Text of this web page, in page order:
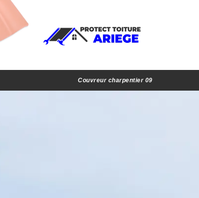
Couvreur charpentier 09